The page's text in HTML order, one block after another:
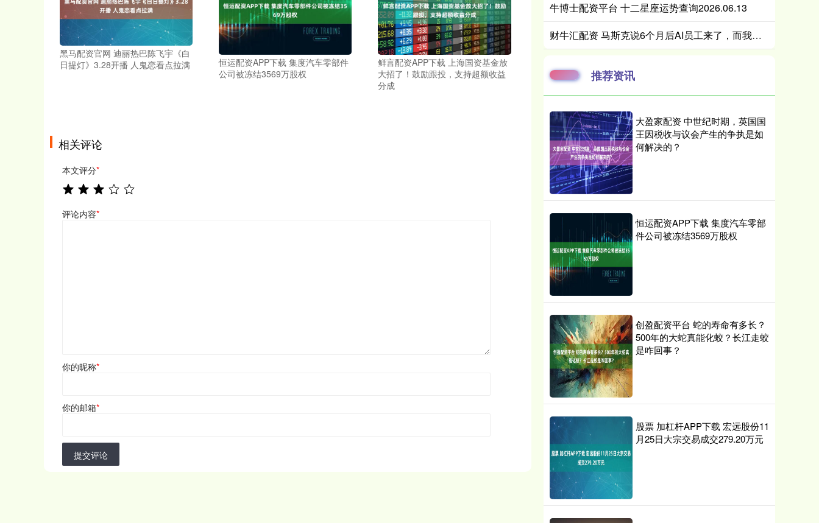
黑马配资官网 迪丽热巴陈飞宇《白
日提灯》3.28开播 人鬼恋看点拉满
恒运配资APP下载 集度汽车零部件
公司被冻结3569万股权
鲜言配资APP下载 上海国资基金放
大招了！鼓励跟投，支持超额收益
分成
相关评论
本文评分*
评论内容*
你的昵称*
你的邮箱*
提交评论
牛博士配资平台 十二星座运势查询2026.06.13
财牛汇配资 马斯克说6个月后AI员工来了，而我刚刚被它替代了一半
推荐资讯
大盈家配资 中世纪时期，英国国
王因税收与议会产生的争执是如
何解决的？
恒运配资APP下载 集度汽车零部
件公司被冻结3569万股权
创盈配资平台 蛇的寿命有多长？
500年的大蛇真能化蛟？长江走蛟
是咋回事？
股票 加杠杆APP下载 宏远股份11
月25日大宗交易成交279.20万元